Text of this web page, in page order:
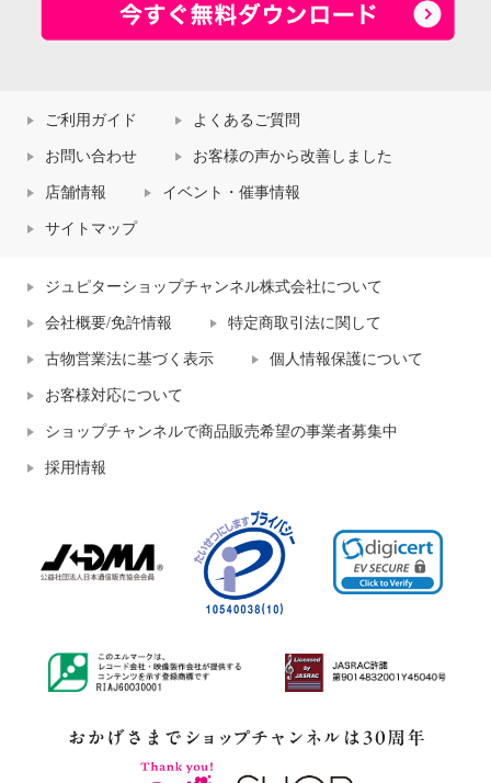
ご利用ガイド よくあるご質問
お問い合わせ お客様の声から改善しました
店舗情報 イベント・催事情報
サイトマップ
ジュピターショップチャンネル株式会社について
会社概要/免許情報 特定商取引法に関して
古物営業法に基づく表示 個人情報保護について
お客様対応について
ショップチャンネルで商品販売希望の事業者募集中
採用情報